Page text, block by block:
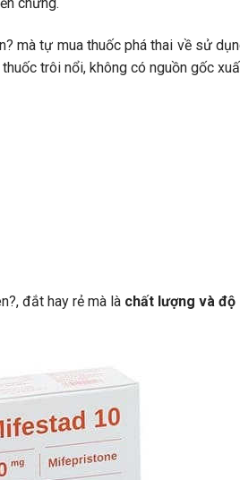
mà tự mua thuốc phá thai về sử
trôi nổi, không có nguồn gốc
đắt hay rẻ mà là chất lượng và độ